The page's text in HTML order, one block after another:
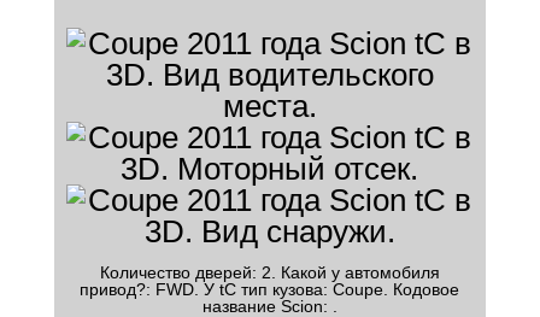
Количество дверей: 2. Какой у автомобиля
привод?: FWD. У tC тип кузова: Coupe. Кодовое
название Scion: .